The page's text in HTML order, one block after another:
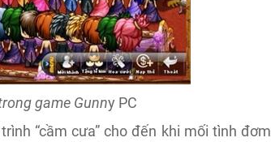
game Gunny PC
“cầm cưa” cho đến khi mối tình đơm